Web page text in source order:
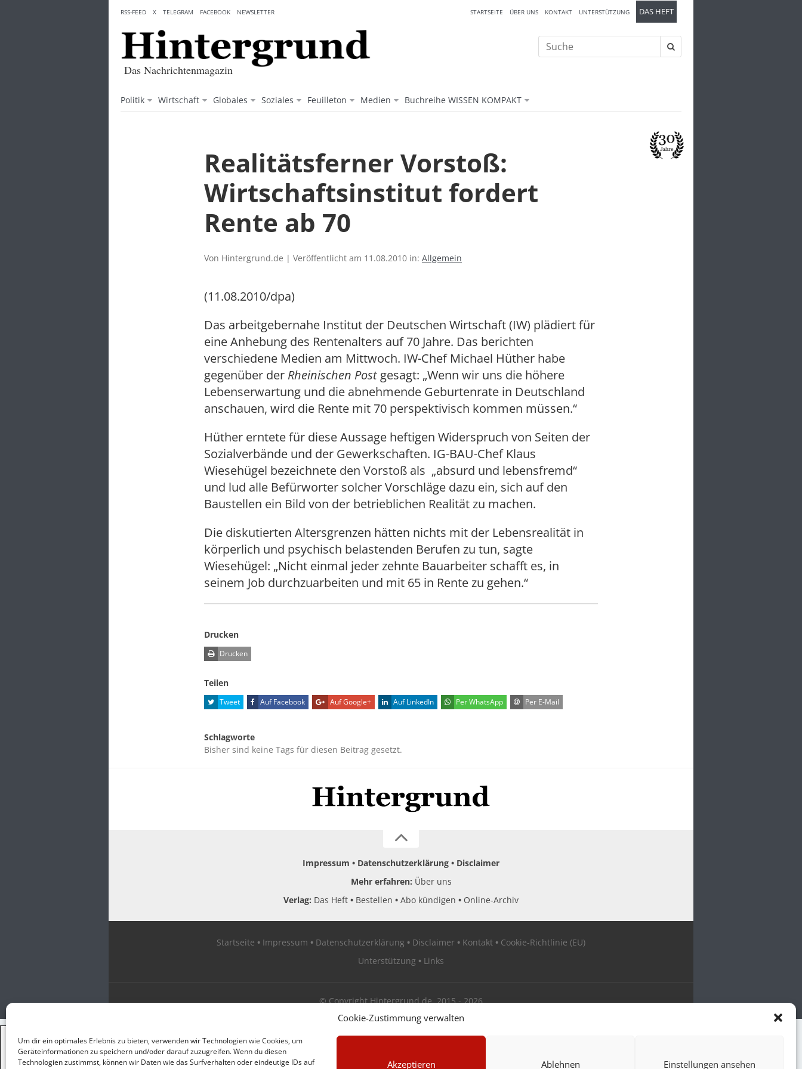
Cookie-Zustimmung verwalten
Um dir ein optimales Erlebnis zu bieten, verwenden wir Technologien wie Cookies, um
Geräteinformationen zu speichern und/oder darauf zuzugreifen. Wenn du diesen
Technologien zustimmst, können wir Daten wie das Surfverhalten oder eindeutige IDs auf
Akzeptieren Ablehnen Einstellungen ansehen
content
Das Nachrichtenmagazin
Politik Wirtschaft Globales Soziales Feuilleton Medien Buchreihe WISSEN KOMPAKT
STARTSEITE ÜBER UNS KONTAKT UNTERSTÜTZUNG DAS HEFT
RSS-FEED X TELEGRAM FACEBOOK NEWSLETTER
Suche
nach:
Realitätsferner Vorstoß:
Wirtschaftsinstitut fordert
Rente ab 70
Von Hintergrund.de | Veröffentlicht am 11.08.2010 in: Allgemein
(11.08.2010/dpa)
Das arbeitgebernahe Institut der Deutschen Wirtschaft (IW) plädiert für
eine Anhebung des Rentenalters auf 70 Jahre. Das berichten
verschiedene Medien am Mittwoch. IW-Chef Michael Hüther habe
gegenüber der Rheinischen Postgesagt: „Wenn wir uns die höhere
Lebenserwartung und die abnehmende Geburtenrate in Deutschland
anschauen, wird die Rente mit 70 perspektivisch kommen müssen.“
Hüther erntete für diese Aussage heftigen Widerspruch von Seiten der
Sozialverbände und der Gewerkschaften. IG-BAU-Chef Klaus
Wiesehügel bezeichnete den Vorstoß als „absurd und lebensfremd“
und lud alle Befürworter solcher Vorschläge dazu ein, sich auf den
Baustellen ein Bild von der betrieblichen Realität zu machen.
Die diskutierten Altersgrenzen hätten nichts mit der Lebensrealität in
körperlich und psychisch belastenden Berufen zu tun, sagte
Wiesehügel: „Nicht einmal jeder zehnte Bauarbeiter schafft es, in
seinem Job durchzuarbeiten und mit 65 in Rente zu gehen.“
Drucken
Drucken
Teilen
Tweet Auf Facebook Auf Google+ Auf LinkedIn Per WhatsApp Per E-Mail
Schlagworte
Bisher sind keine Tags für diesen Beitrag gesetzt.
Impressum Datenschutzerklärung
Disclaimer
Mehr erfahren: Über uns
Verlag: Das Heft Bestellen Abo kündigen Online-Archiv
Startseite Impressum Datenschutzerklärung Disclaimer Kontakt
Cookie-Richtlinie (EU)
Unterstützung
Links
© Copyright Hintergrund.de, 2015 - 2026
Zum Newsletter jetzt kostenlos anmelden
GUTER JOURNALISMUS
KOSTET GELD
×